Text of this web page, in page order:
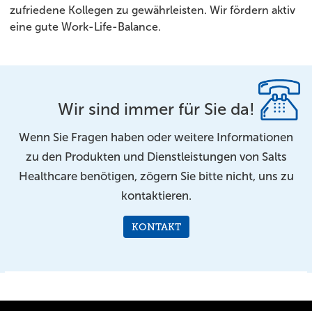
zufriedene Kollegen zu gewährleisten. Wir fördern aktiv
eine gute Work-Life-Balance.
Wir sind immer für Sie da!
Wenn Sie Fragen haben oder weitere Informationen
zu den Produkten und Dienstleistungen von Salts
Healthcare benötigen, zögern Sie bitte nicht, uns zu
kontaktieren.
KONTAKT